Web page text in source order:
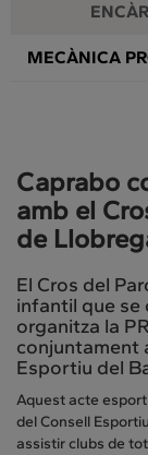
MECÀNICA
Caprabo
amb el
de
El Cros del
infantil que se
organitza la
conjuntament
Esportiu del
Aquest acte
del Consell
assistir clubs de